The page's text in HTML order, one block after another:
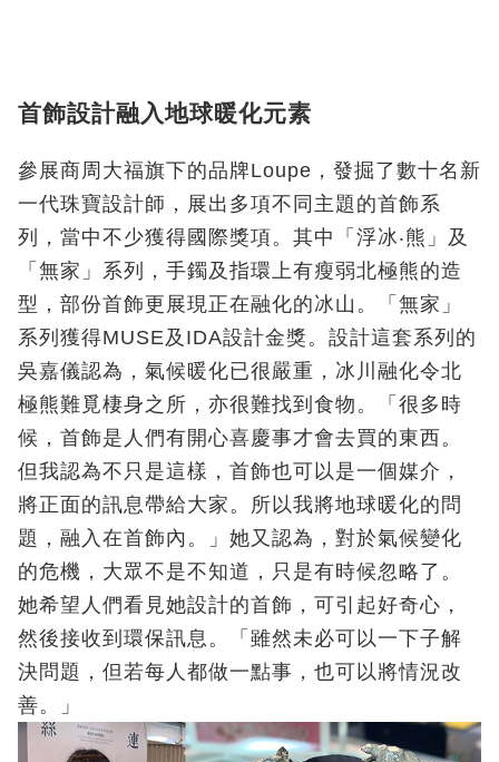
首飾設計融入地球暖化元素
參展商周大福旗下的品牌Loupe，發掘了數十名新
一代珠寶設計師，展出多項不同主題的首飾系
列，當中不少獲得國際獎項。其中「浮冰‧熊」及
「無家」系列，手鐲及指環上有瘦弱北極熊的造
型，部份首飾更展現正在融化的冰山。「無家」
系列獲得MUSE及IDA設計金獎。設計這套系列的
吳嘉儀認為，氣候暖化已很嚴重，冰川融化令北
極熊難覓棲身之所，亦很難找到食物。「很多時
候，首飾是人們有開心喜慶事才會去買的東西。
但我認為不只是這樣，首飾也可以是一個媒介，
將正面的訊息帶給大家。所以我將地球暖化的問
題，融入在首飾內。」她又認為，對於氣候變化
的危機，大眾不是不知道，只是有時候忽略了。
她希望人們看見她設計的首飾，可引起好奇心，
然後接收到環保訊息。「雖然未必可以一下子解
決問題，但若每人都做一點事，也可以將情況改
善。」